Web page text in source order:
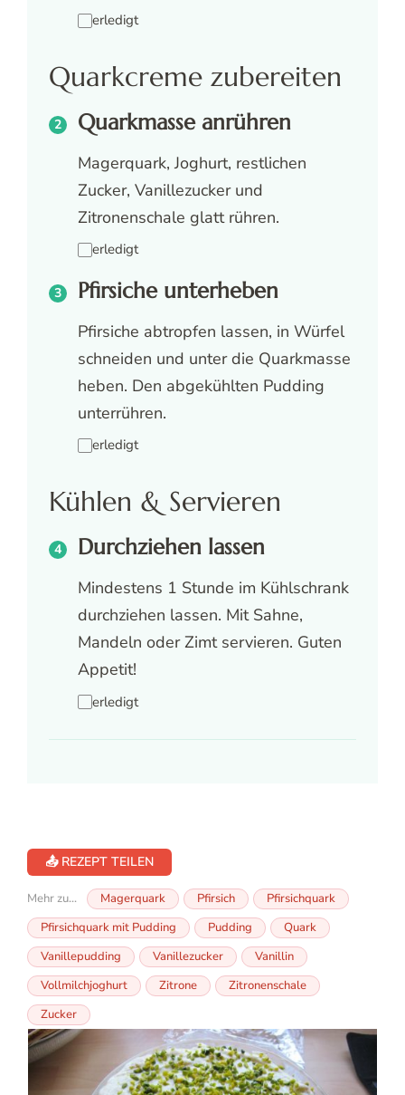
erledigt
Quarkcreme zubereiten
Quarkmasse anrühren
Magerquark, Joghurt, restlichen
Zucker, Vanillezucker und
Zitronenschale glatt rühren.
erledigt
Pfirsiche unterheben
Pfirsiche abtropfen lassen, in Würfel
schneiden und unter die Quarkmasse
heben. Den abgekühlten Pudding
unterrühren.
erledigt
Kühlen & Servieren
Durchziehen lassen
Mindestens 1 Stunde im Kühlschrank
durchziehen lassen. Mit Sahne,
Mandeln oder Zimt servieren. Guten
Appetit!
erledigt
📤 REZEPT TEILEN
Mehr zu... Magerquark Pfirsich
Pfirsichquark
Pfirsichquark mit Pudding
Pudding
Quark
Vanillepudding
Vanillezucker
Vanillin
Vollmilchjoghurt
Zitrone
Zitronenschale
Zucker